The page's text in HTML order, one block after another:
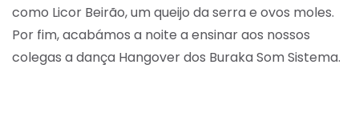
como Licor Beirão, um queijo da serra e ovos moles.
Por fim, acabámos a noite a ensinar aos nossos
colegas a dança Hangover dos Buraka Som Sistema.